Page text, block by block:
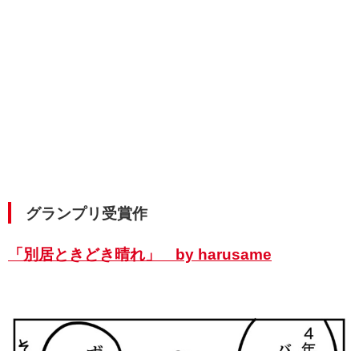
グランプリ受賞作
「別居ときどき晴れ」 by harusame